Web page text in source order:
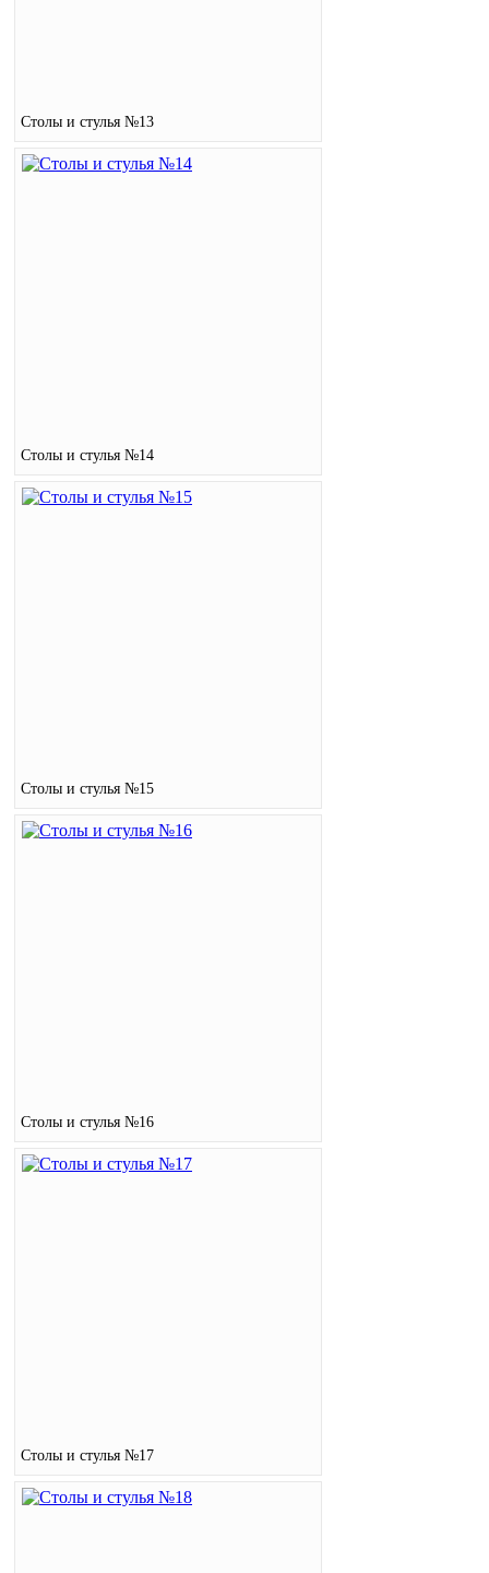
Столы и стулья №13
Столы и стулья №14
Столы и стулья №15
Столы и стулья №16
Столы и стулья №17